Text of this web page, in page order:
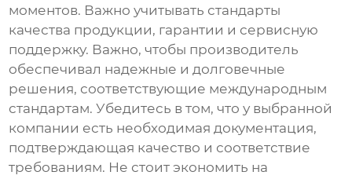
моментов. Важно учитывать стандарты
качества продукции, гарантии и сервисную
поддержку. Важно, чтобы производитель
обеспечивал надежные и долговечные
решения, соответствующие международным
стандартам. Убедитесь в том, что у выбранной
компании есть необходимая документация,
подтверждающая качество и соответствие
требованиям. Не стоит экономить на